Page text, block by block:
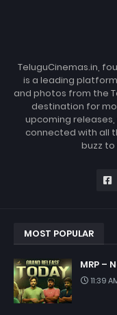
TeluguCinemas.in,
is a leading
and photos from the
destination for
upcoming
connected with all
buzz
MOST POPULAR
MRP –
11:39